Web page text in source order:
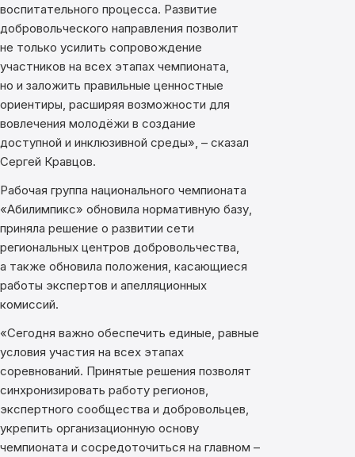
воспитательного процесса. Развитие
добровольческого направления позволит
не только усилить сопровождение
участников на всех этапах чемпионата,
но и заложить правильные ценностные
ориентиры, расширяя возможности для
вовлечения молодёжи в создание
доступной и инклюзивной среды», – сказал
Сергей Кравцов.
Рабочая группа национального чемпионата
«Абилимпикс» обновила нормативную базу,
приняла решение о развитии сети
региональных центров добровольчества,
а также обновила положения, касающиеся
работы экспертов и апелляционных
комиссий.
«Сегодня важно обеспечить единые, равные
условия участия на всех этапах
соревнований. Принятые решения позволят
синхронизировать работу регионов,
экспертного сообщества и добровольцев,
укрепить организационную основу
чемпионата и сосредоточиться на главном –